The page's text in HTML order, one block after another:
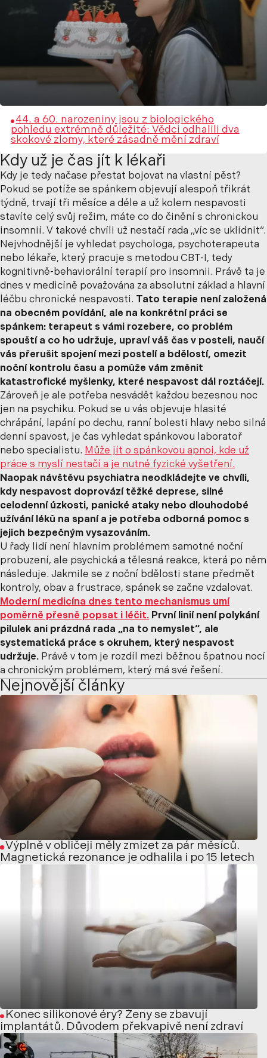
44. a 60. narozeniny jsou z biologického
pohledu extrémně důležité: Vědci odhalili dva
skokové zlomy, které zásadně mění zdraví
Kdy už je čas jít k lékaři
Kdy je tedy načase přestat bojovat na vlastní pěst?
Pokud se potíže se spánkem objevují alespoň třikrát
týdně, trvají tři měsíce a déle a už kolem nespavosti
stavíte celý svůj režim, máte co do činění s chronickou
insomnií. V takové chvíli už nestačí rada „víc se uklidnit“.
Nejvhodnější je vyhledat psychologa, psychoterapeuta
nebo lékaře, který pracuje s metodou CBT-I, tedy
kognitivně-behaviorální terapií pro insomnii. Právě ta je
dnes v medicíně považována za absolutní základ a hlavní
léčbu chronické nespavosti. Tato terapie není založená
na obecném povídání, ale na konkrétní práci se
spánkem: terapeut s vámi rozebere, co problém
spouští a co ho udržuje, upraví váš čas v posteli, naučí
vás přerušit spojení mezi postelí a bdělostí, omezit
noční kontrolu času a pomůže vám změnit
katastrofické myšlenky, které nespavost dál roztáčejí.
Zároveň je ale potřeba nesvádět každou bezesnou noc
jen na psychiku. Pokud se u vás objevuje hlasité
chrápání, lapání po dechu, ranní bolesti hlavy nebo silná
denní spavost, je čas vyhledat spánkovou laboratoř
nebo specialistu. Může jít o spánkovou apnoi, kde už
práce s myslí nestačí a je nutné fyzické vyšetření.
Naopak návštěvu psychiatra neodkládejte ve chvíli,
kdy nespavost doprovází těžké deprese, silné
celodenní úzkosti, panické ataky nebo dlouhodobé
užívání léků na spaní a je potřeba odborná pomoc s
jejich bezpečným vysazováním.
U řady lidí není hlavním problémem samotné noční
probuzení, ale psychická a tělesná reakce, která po něm
následuje. Jakmile se z noční bdělosti stane předmět
kontroly, obav a frustrace, spánek se začne vzdalovat.
Moderní medicína dnes tento mechanismus umí
poměrně přesně popsat i léčit. První linií není polykání
pilulek ani prázdná rada „na to nemyslet“, ale
systematická práce s okruhem, který nespavost
udržuje. Právě v tom je rozdíl mezi běžnou špatnou nocí
a chronickým problémem, který má své řešení.
Nejnovější články
Výplně v obličeji měly zmizet za pár měsíců.
Magnetická rezonance je odhalila i po 15 letech
Konec silikonové éry? Ženy se zbavují
implantátů. Důvodem překvapivě není zdraví